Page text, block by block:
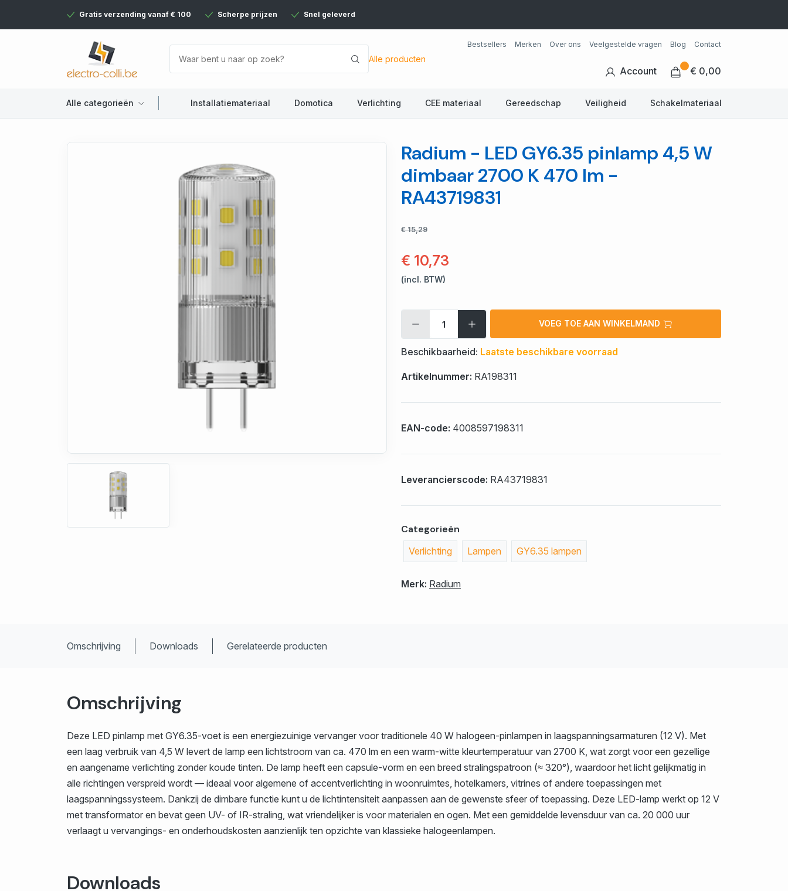
Gratis verzending vanaf € 100 Scherpe prijzen Snel geleverd
Alle producten
Bestsellers Merken Over ons Veelgestelde vragen Blog Contact
Account € 0,00
Alle categorieën Installatiemateriaal Domotica Verlichting CEE materiaal Gereedschap Veiligheid Schakelmateriaal
Radium - LED GY6.35 pinlamp 4,5 W
dimbaar 2700 K 470 lm -
RA43719831
€ 15,29
€ 10,73
(incl. BTW)
VOEG TOE AAN WINKELMAND
Beschikbaarheid: Laatste beschikbare voorraad
Artikelnummer: RA198311
EAN-code: 4008597198311
Leverancierscode: RA43719831
Categorieën
Verlichting Lampen GY6.35 lampen
Merk: Radium
Omschrijving Downloads Gerelateerde producten
Omschrijving
Deze LED pinlamp met GY6.35-voet is een energiezuinige vervanger voor traditionele 40 W halogeen-pinlampen in laagspanningsarmaturen (12 V). Met
een laag verbruik van 4,5 W levert de lamp een lichtstroom van ca. 470 lm en een warm-witte kleurtemperatuur van 2700 K, wat zorgt voor een gezellige
en aangename verlichting zonder koude tinten. De lamp heeft een capsule-vorm en een breed stralingspatroon (≈ 320°), waardoor het licht gelijkmatig in
alle richtingen verspreid wordt — ideaal voor algemene of accentverlichting in woonruimtes, hotelkamers, vitrines of andere toepassingen met
laagspanningssysteem. Dankzij de dimbare functie kunt u de lichtintensiteit aanpassen aan de gewenste sfeer of toepassing. Deze LED-lamp werkt op 12 V
met transformator en bevat geen UV- of IR-straling, wat vriendelijker is voor materialen en ogen. Met een gemiddelde levensduur van ca. 20 000 uur
verlaagt u vervangings- en onderhoudskosten aanzienlijk ten opzichte van klassieke halogeenlampen.
Downloads